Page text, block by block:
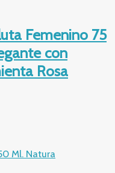
Femenino 75
con
Rosa